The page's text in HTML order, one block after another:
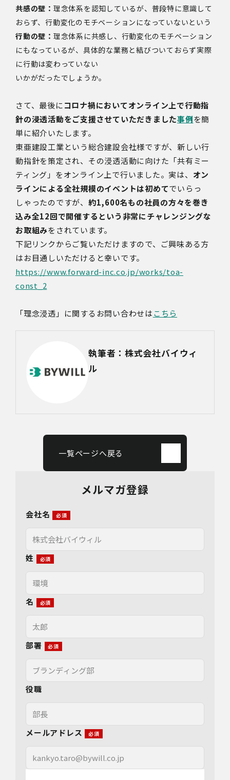
共感の壁： 理念体系を認知しているが、普段特に意識して
おらず、行動変化のモチベーションになっていないという
行動の壁： 理念体系に共感し、行動変化のモチベーション
にもなっているが、具体的な業務と結びついておらず実際
に行動は変わっていない
いかがだったでしょうか。
さて、最後にコロナ禍においてオンライン上で行動指
針の浸透活動をご支援させていただきました事例を簡
単に紹介いたします。
東亜建設工業という総合建設会社様ですが、新しい行
動指針を策定され、その浸透活動に向けた「共有ミー
ティング」をオンライン上で行いました。実は、 オン
ラインによる全社規模のイベントは初めてでいらっ
しゃったのですが、 約1,600名もの社員の方々を巻き
込み全12回で開催するという非常にチャレンジングな
お取組みをされています。
下記リンクからご覧いただけますので、ご興味ある方
はお目通しいただけると幸いです。
https://www.forward-inc.co.jp/works/toa-
const_2
「理念浸透」に関するお問い合わせはこちら
執筆者：株式会社バイウィ
ル
一覧ページへ戻る
メルマガ登録
会社名
姓
名
部署
役職
メールアドレス